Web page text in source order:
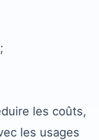
les coûts,
les usages